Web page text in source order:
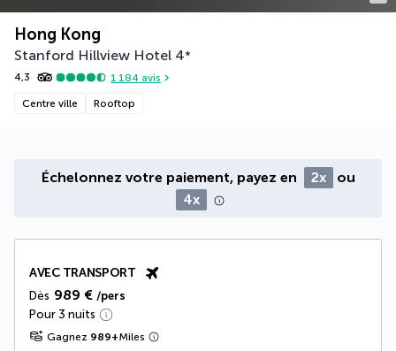
Hong Kong
Stanford Hillview Hotel 4*
4,3 1 184 avis
Centre ville Rooftop
Échelonnez votre paiement, payez en 2x
ou
4x
AVEC TRANSPORT
Dès 989 € /pers
Pour 3 nuits
Gagnez 989+Miles